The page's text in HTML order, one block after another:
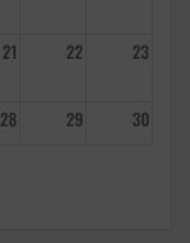
21 22 23
28 29 30